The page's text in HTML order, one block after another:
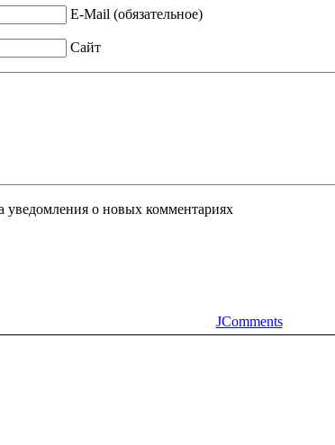
E-Mail (обязательное)
Сайт
уведомления о новых комментариях
JComments